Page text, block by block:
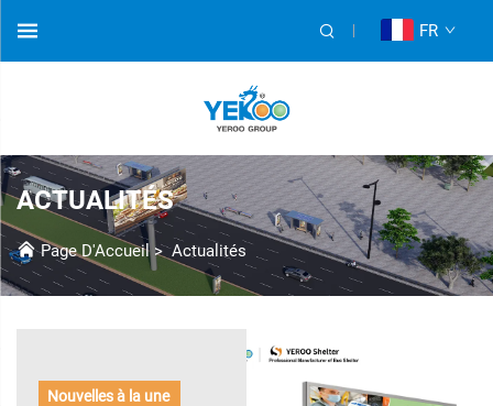
FR
ACTUALITÉS
Page D'Accueil>Actualités
Nouvelles à la une